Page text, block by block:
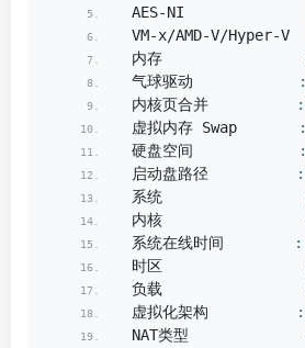
AES-NI
VM-x/AMD-V/Hyper-V
内存
气球驱动
:
内核页合并
:
虚拟内存 Swap
:
硬盘空间
:
启动盘路径
:
系统
内核
系统在线时间
:
时区
负载
虚拟化架构
:
NAT类型